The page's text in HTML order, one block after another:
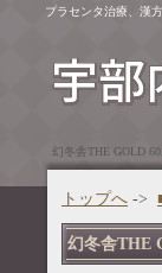
幻冬舎THE GOLD
プラセンタ治療、漢
トップへ ->
幻冬舎THE